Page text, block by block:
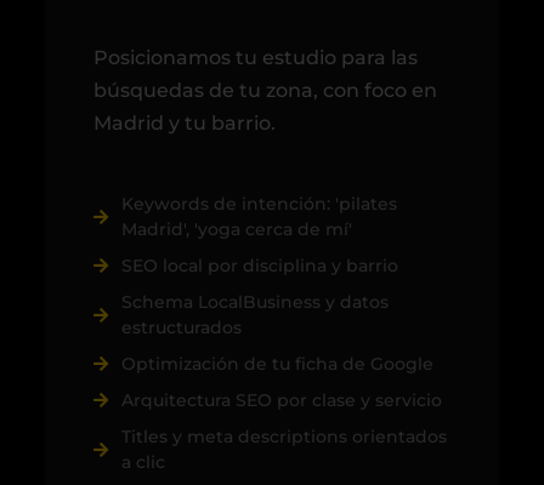
Posicionamos tu estudio para las
búsquedas de tu zona, con foco en
Madrid y tu barrio.
Keywords de intención: 'pilates
Madrid', 'yoga cerca de mí'
SEO local por disciplina y barrio
Schema LocalBusiness y datos
estructurados
Optimización de tu ficha de Google
Arquitectura SEO por clase y servicio
Titles y meta descriptions orientados
a clic